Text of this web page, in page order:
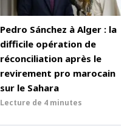
Pedro Sánchez à Alger : la
difficile opération de
réconciliation après le
revirement pro marocain
sur le Sahara
Lecture de 4 minutes